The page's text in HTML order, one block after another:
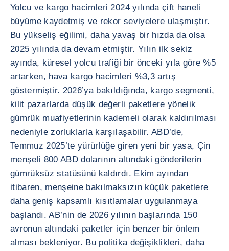
Yolcu ve kargo hacimleri 2024 yılında çift haneli
büyüme kaydetmiş ve rekor seviyelere ulaşmıştır.
Bu yükseliş eğilimi, daha yavaş bir hızda da olsa
2025 yılında da devam etmiştir. Yılın ilk sekiz
ayında, küresel yolcu trafiği bir önceki yıla göre %5
artarken, hava kargo hacimleri %3,3 artış
göstermiştir. 2026’ya bakıldığında, kargo segmenti,
kilit pazarlarda düşük değerli paketlere yönelik
gümrük muafiyetlerinin kademeli olarak kaldırılması
nedeniyle zorluklarla karşılaşabilir. ABD’de,
Temmuz 2025’te yürürlüğe giren yeni bir yasa, Çin
menşeli 800 ABD dolarının altındaki gönderilerin
gümrüksüz statüsünü kaldırdı. Ekim ayından
itibaren, menşeine bakılmaksızın küçük paketlere
daha geniş kapsamlı kısıtlamalar uygulanmaya
başlandı. AB’nin de 2026 yılının başlarında 150
avronun altındaki paketler için benzer bir önlem
alması bekleniyor. Bu politika değişiklikleri, daha